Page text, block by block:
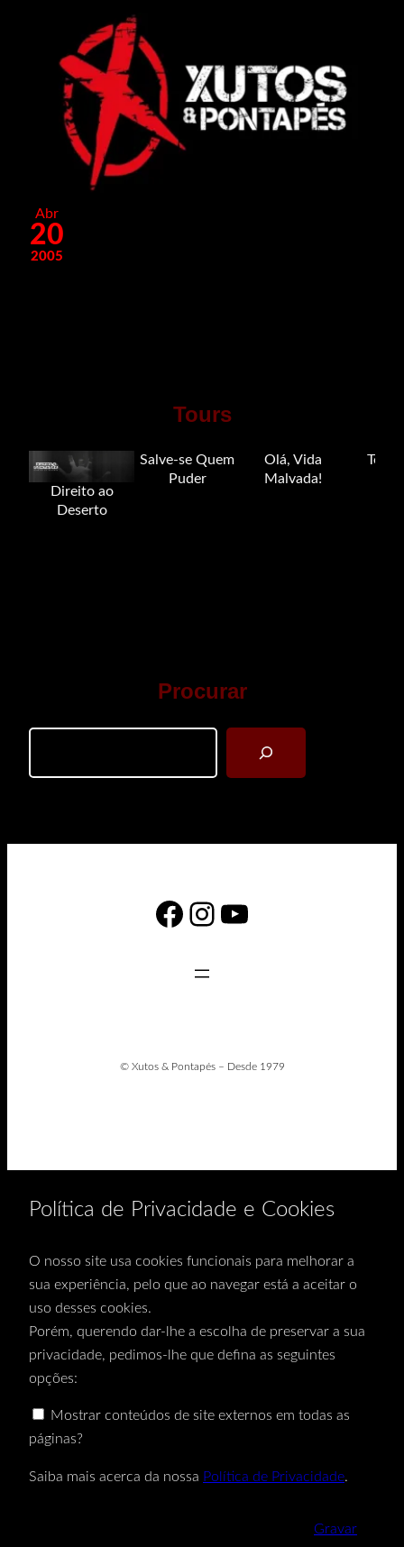
Abr
20
2005
Tours
Direito ao
Deserto
Salve-se Quem
Puder
Olá, Vida
Malvada!
Tour
Procurar
Facebook
Instagram
YouTube
© Xutos & Pontapés – Desde 1979
Política de Privacidade e Cookies
O nosso site usa cookies funcionais para melhorar a
sua experiência, pelo que ao navegar está a aceitar o
uso desses cookies.
Porém, querendo dar-lhe a escolha de preservar a sua
privacidade, pedimos-lhe que defina as seguintes
opções:
Mostrar conteúdos de site externos em todas as
páginas?
Saiba mais acerca da nossa Política de Privacidade.
Gravar